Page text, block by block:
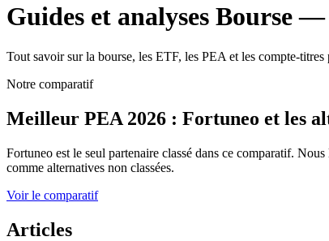
Guides et analyses Bourse—
Tout savoir sur la bourse, les ETF, les PEA et les compte-
Notre comparatif
Meilleur PEA 2026 : Fortuneo et les
Fortuneo est le seul partenaire classé dans ce comparatif.
comme alternatives non classées.
Voir le comparatif
Articles